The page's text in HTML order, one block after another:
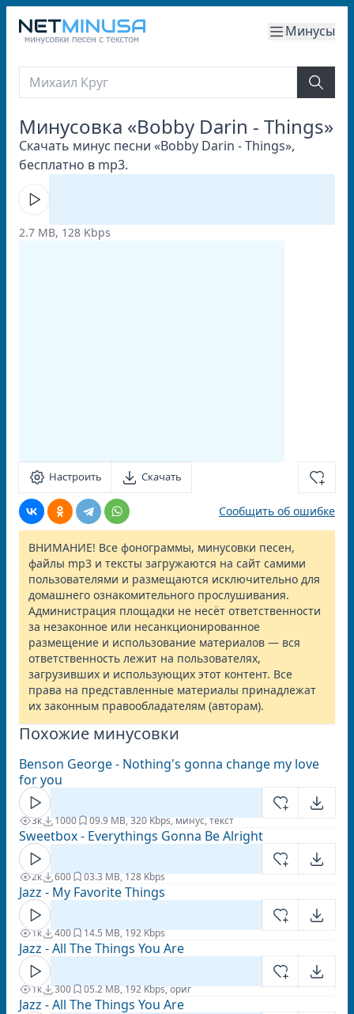
Минусы
Минусовка «Bobby Darin - Things»
Скачать минус песни «Bobby Darin - Things»,
бесплатно в mp3.
2.7 MB, 128 Kbps
Настроить Скачать
Сообщить об ошибке
ВНИМАНИЕ! Все фонограммы, минусовки песен,
файлы mp3 и тексты загружаются на сайт самими
пользователями и размещаются исключительно для
домашнего ознакомительного прослушивания.
Администрация площадки не несёт ответственности
за незаконное или несанкционированное
размещение и использование материалов — вся
ответственность лежит на пользователях,
загрузивших и использующих этот контент. Все
права на представленные материалы принадлежат
их законным правообладателям (авторам).
Похожие минусовки
Benson George - Nothing's gonna change my love
for you
3к 1000 09.9 MB, 320 Kbps, минус, текст
Sweetbox - Everythings Gonna Be Alright
2к 600 03.3 MB, 128 Kbps
Jazz - My Favorite Things
1к 400 14.5 MB, 192 Kbps
Jazz - All The Things You Are
1к 300 05.2 MB, 192 Kbps, ориг
Jazz - All The Things You Are